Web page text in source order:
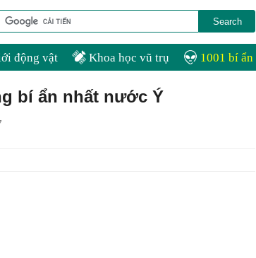
động vật Khoa học vũ trụ 1001 bí ẩn
bí ẩn nhất nước Ý